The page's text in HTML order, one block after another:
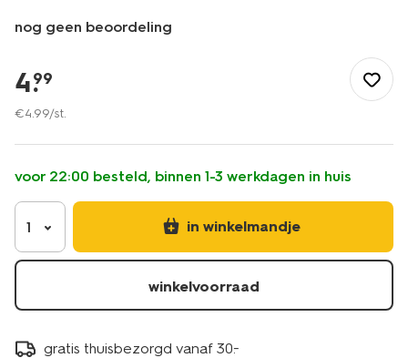
nog geen beoordeling
onderweg/reizen/koffers/bagagelabel-
5.4x9.6cm-
zwart-
4.
99
€4.99/st.
voor 22:00 besteld, binnen 1-3 werkdagen in huis
1 in winkelmandje
winkelvoorraad
gratis thuisbezorgd vanaf 30.-